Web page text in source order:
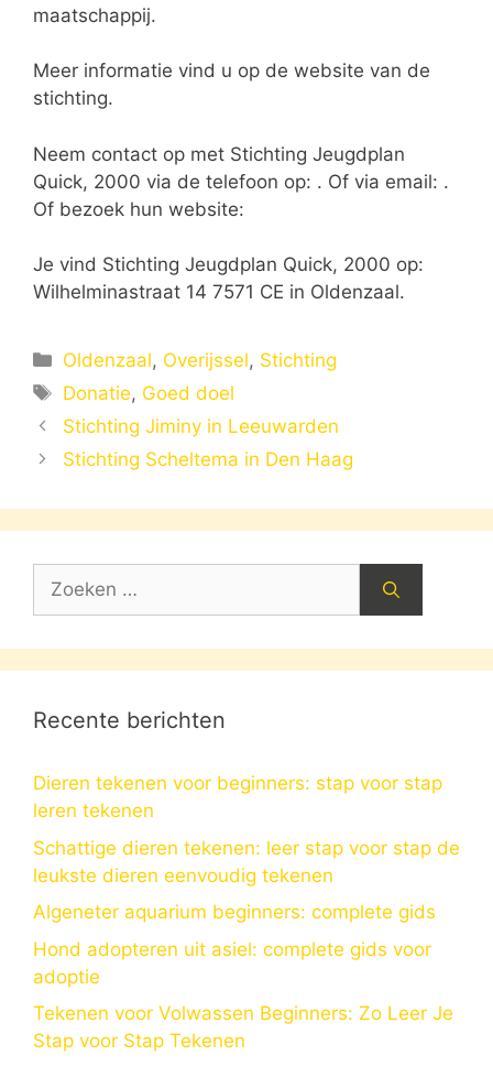
maatschappij.
Meer informatie vind u op de website van de
stichting.
Neem contact op met Stichting Jeugdplan
Quick, 2000 via de telefoon op: . Of via email: .
Of bezoek hun website:
Je vind Stichting Jeugdplan Quick, 2000 op:
Wilhelminastraat 14 7571 CE in Oldenzaal.
Categorieën
Oldenzaal, Overijssel, Stichting
Tags
Donatie, Goed doel
Stichting Jiminy in Leeuwarden
Stichting Scheltema in Den Haag
Zoek
Recente berichten
Dieren tekenen voor beginners: stap voor stap
leren tekenen
Schattige dieren tekenen: leer stap voor stap de
leukste dieren eenvoudig tekenen
Algeneter aquarium beginners: complete gids
Hond adopteren uit asiel: complete gids voor
adoptie
Tekenen voor Volwassen Beginners: Zo Leer Je
Stap voor Stap Tekenen